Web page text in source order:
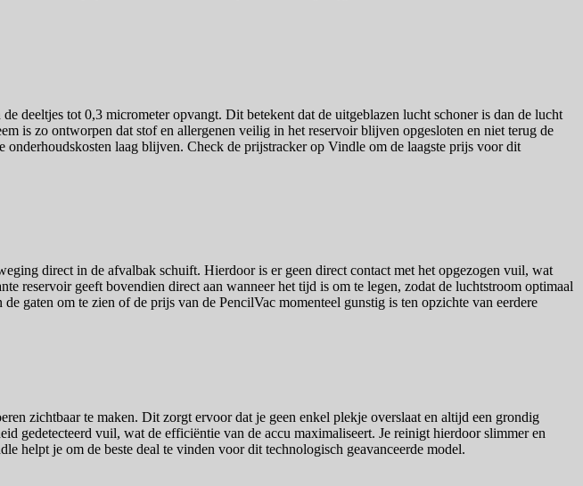
deeltjes tot 0,3 micrometer opvangt. Dit betekent dat de uitgeblazen lucht schoner is dan de lucht
is zo ontworpen dat stof en allergenen veilig in het reservoir blijven opgesloten en niet terug de
laag blijven. Check de prijstracker op Vindle om de laagste prijs voor dit
direct in de afvalbak schuift. Hierdoor is er geen direct contact met het opgezogen vuil, wat
reservoir geeft bovendien direct aan wanneer het tijd is om te legen, zodat de luchtstroom optimaal
gaten om te zien of de prijs van de PencilVac momenteel gunstig is ten opzichte van eerdere
zichtbaar te maken. Dit zorgt ervoor dat je geen enkel plekje overslaat en altijd een grondig
gedetecteerd vuil, wat de efficiëntie van de accu maximaliseert. Je reinigt hierdoor slimmer en
helpt je om de beste deal te vinden voor dit technologisch geavanceerde model.